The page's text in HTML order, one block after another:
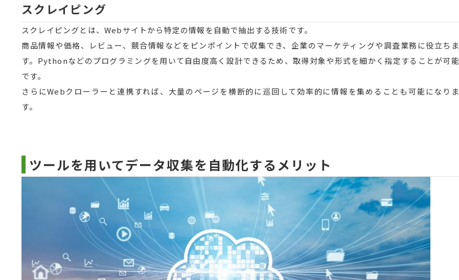
スクレイピング
スクレイピングとは、Webサイトから特定の情報を自動で抽出する技術です。
商品情報や価格、レビュー、競合情報などをピンポイントで収集でき、企業のマーケティングや調査業務に役立ちま
す。Pythonなどのプログラミングを用いて自由度高く設計できるため、取得対象や形式を細かく指定することが可能
です。
さらにWebクローラーと連携すれば、大量のページを横断的に巡回して効率的に情報を集めることも可能になりま
す。
ツールを用いてデータ収集を自動化するメリット